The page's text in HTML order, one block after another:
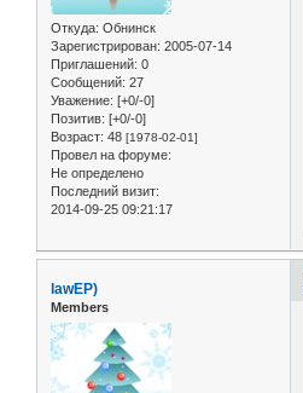
Откуда: Обнинск
Зарегистрирован: 2005-07-14
Приглашений: 0
Сообщений: 27
Уважение: [+0/-0]
Позитив: [+0/-0]
Возраст: 48 [1978-02-01]
Провел на форуме:
Не определено
Последний визит:
2014-09-25 09:21:17
lawЕР)
Members